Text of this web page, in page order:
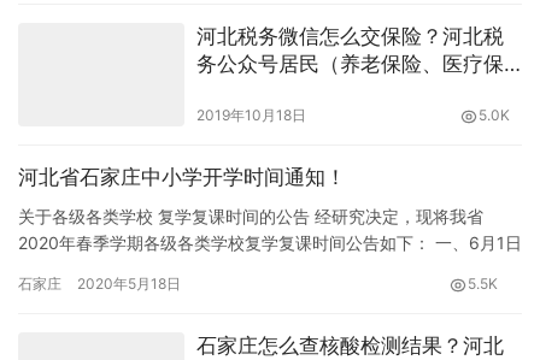
河北税务微信怎么交保险？河北税
务公众号居民（养老保险、医疗保
2019年10月18日 5.0K
河北省石家庄中小学开学时间通知！
关于各级各类学校 复学复课时间的公告 经研究决定，现将我省
2020年春季学期各级各类学校复学复课时间公告如下： 一、6月1日
石家庄 2020年5月18日 5.5K
石家庄怎么查核酸检测结果？河北